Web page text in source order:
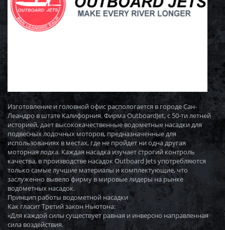
Изготовление и головной офис распологается в городе Сан-
Леандро в штате Калифорния. Фирма OutboardJet, с 50-ти летней
историей, дает высококачественные водометные насадки для
подвесных лодочных моторов, предназначенные для
использованиях в местах, где не пройдет ни одна другая
моторная лодка. Каждая насадка изучает строгий контроль
качества, в производстве насадок Outboard Jets употребляются
только самые лучшие материалы и комплектующие, что
заслуженно вывело фирму в мировые лидеры на рынке
водометных насадок.
Принцип работы водометной насадки
Как гласит Третий закон Ньютона:
«Для каждой силы существует равная и инверсно направленная
сила воздействия.